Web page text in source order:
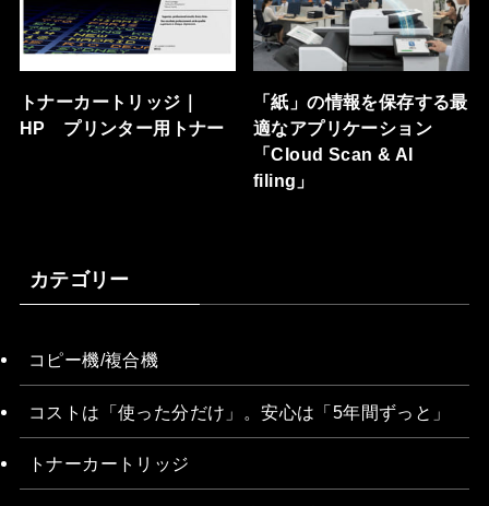
トナーカートリッジ｜
HP プリンター用トナー
「紙」の情報を保存する最
適なアプリケーション
「Cloud Scan & AI
filing」
カテゴリー
コピー機/複合機
コストは「使った分だけ」。安心は「5年間ずっと」
トナーカートリッジ